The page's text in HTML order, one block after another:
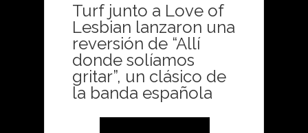
Turf junto a Love of
Lesbian lanzaron una
reversión de “Allí
donde solíamos
gritar”, un clásico de
la banda española